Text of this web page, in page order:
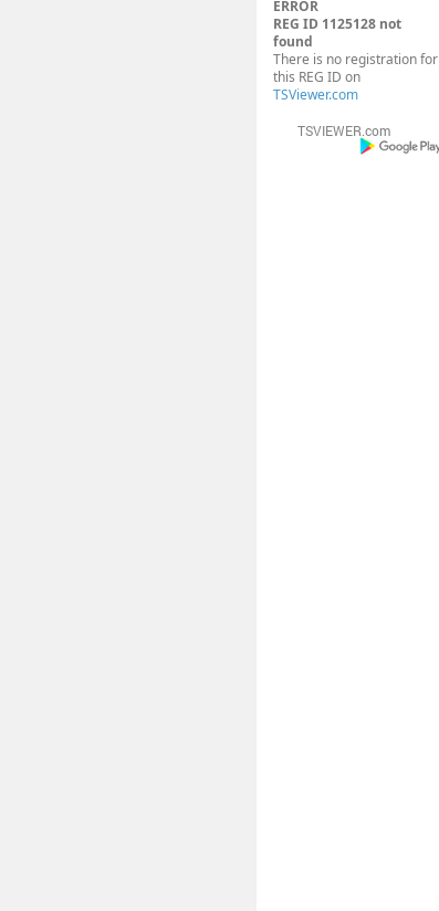
ERROR
REG ID 1125128 not
found
There is no registration for
this REG ID on
TSViewer.com